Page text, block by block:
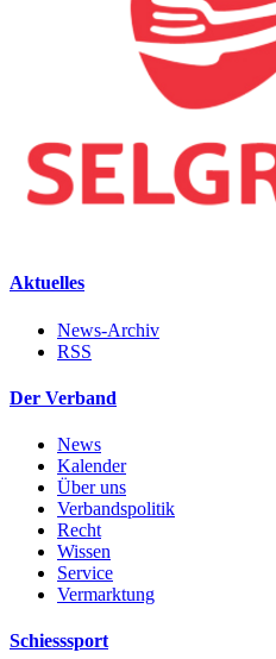
Aktuelles
News-Archiv
RSS
Der Verband
News
Kalender
Über uns
Verbandspolitik
Recht
Wissen
Service
Vermarktung
Schiesssport